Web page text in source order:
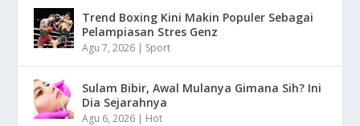
Trend Boxing Kini Makin Populer Sebagai
Pelampiasan Stres Genz
Agu 7, 2026 | Sport
Sulam Bibir, Awal Mulanya Gimana Sih? Ini
Dia Sejarahnya
Agu 6, 2026 | Hot